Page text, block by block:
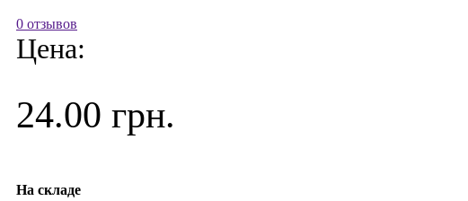
0 отзывов
Цена:
24.00 грн.
На складе